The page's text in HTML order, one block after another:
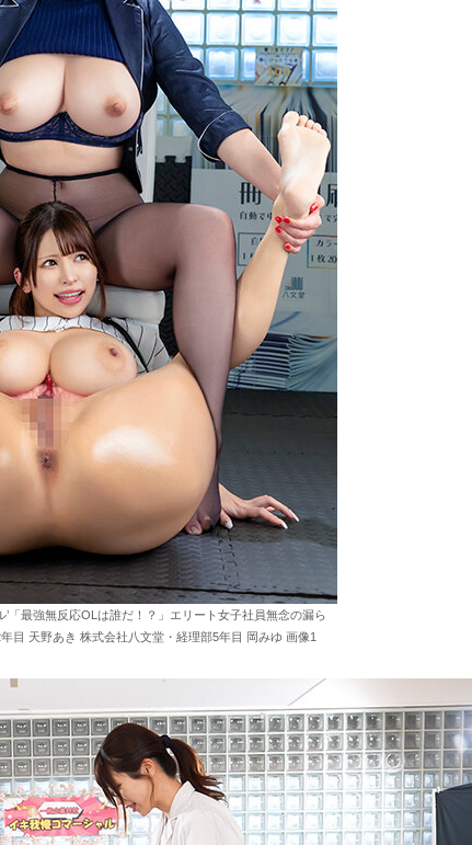
「最強無反応OLは誰だ！？」エリート女子社員無念の漏ら
目 天野あき 株式会社八文堂・経理部5年目 岡みゆ 画像1